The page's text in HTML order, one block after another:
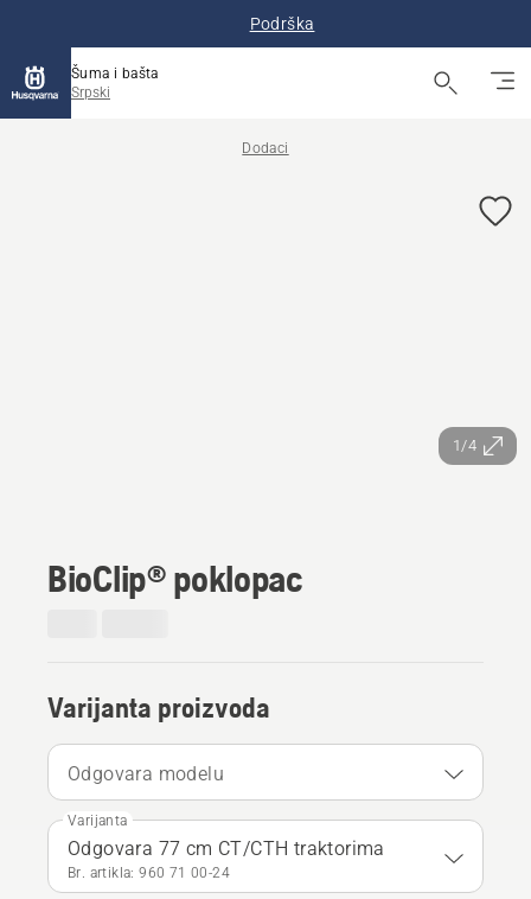
Podrška
Šuma i bašta
Srpski
Dodaci
1/4
BioClip® poklopac
Varijanta proizvoda
Odgovara modelu
Varijanta
Odgovara 77 cm CT/CTH traktorima
Br. artikla: 960 71 00‑24